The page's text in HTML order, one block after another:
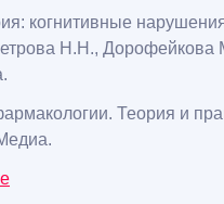
когнитивные
Н.Н., Дорофейкова
Теория и